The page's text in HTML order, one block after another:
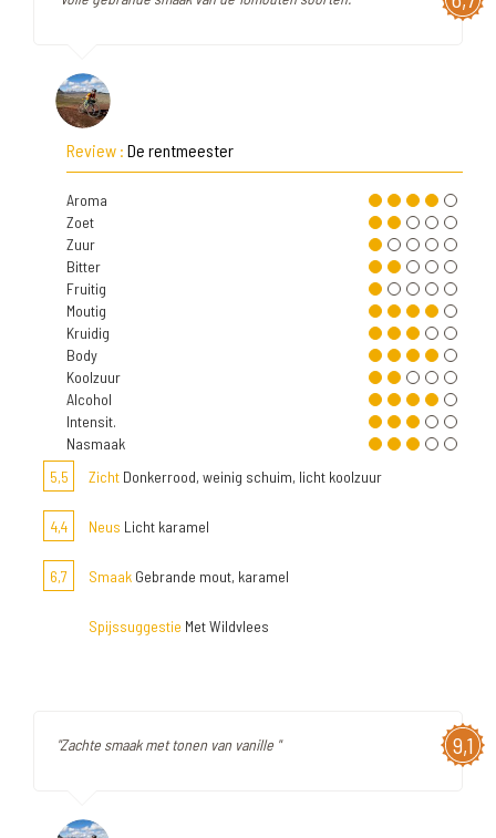
Review : De rentmeester
Aroma
Zoet
Zuur
Bitter
Fruitig
Moutig
Kruidig
Body
Koolzuur
Alcohol
Intensit.
Nasmaak
5,5
Zicht Donkerrood, weinig schuim, licht koolzuur
4,4 Neus Licht karamel
6,7 Smaak Gebrande mout, karamel
Spijssuggestie Met Wildvlees
9,1
"Zachte smaak met tonen van vanille "